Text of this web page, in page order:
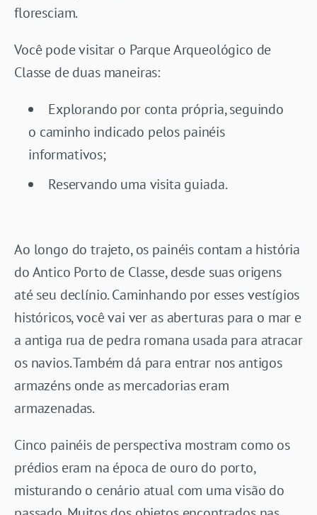
floresciam.
Você pode visitar o Parque Arqueológico de
Classe de duas maneiras:
Explorando por conta própria, seguindo
o caminho indicado pelos painéis
informativos;
Reservando uma visita guiada.
Ao longo do trajeto, os painéis contam a história
do Antico Porto de Classe, desde suas origens
até seu declínio. Caminhando por esses vestígios
históricos, você vai ver as aberturas para o mar e
a antiga rua de pedra romana usada para atracar
os navios. Também dá para entrar nos antigos
armazéns onde as mercadorias eram
armazenadas.
Cinco painéis de perspectiva mostram como os
prédios eram na época de ouro do porto,
misturando o cenário atual com uma visão do